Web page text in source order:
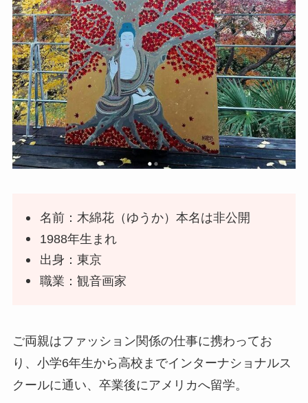
名前：木綿花（ゆうか）本名は非公開
1988年生まれ
出身：東京
職業：観音画家
ご両親はファッション関係の仕事に携わってお
り、小学6年生から高校までインターナショナルス
クールに通い、卒業後にアメリカへ留学。